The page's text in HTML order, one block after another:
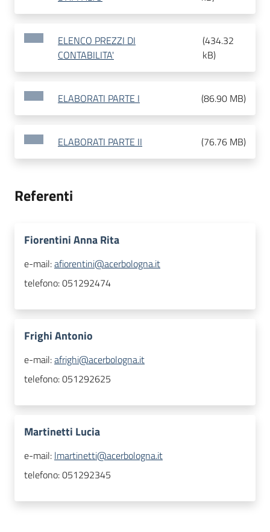
ELENCO PREZZI DI
CONTABILITA'
(434.32
kB)
ELABORATI PARTE I (86.90 MB)
ELABORATI PARTE II (76.76 MB)
Referenti
Fiorentini Anna Rita
e-mail:afiorentini@acerbologna.it
telefono:051292474
Frighi Antonio
e-mail:afrighi@acerbologna.it
telefono:051292625
Martinetti Lucia
e-mail: lmartinetti@acerbologna.it
telefono:051292345